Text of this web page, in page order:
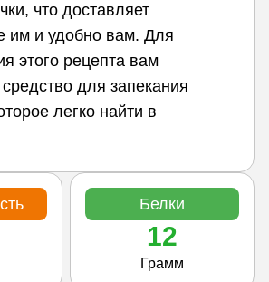
что доставляет
им и удобно вам. Для
этого рецепта вам
для запекания
легко найти в
Белки
12
Грамм